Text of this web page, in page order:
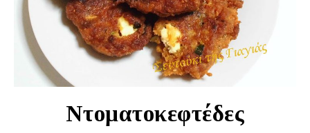
Ντοματοκεφτέδες